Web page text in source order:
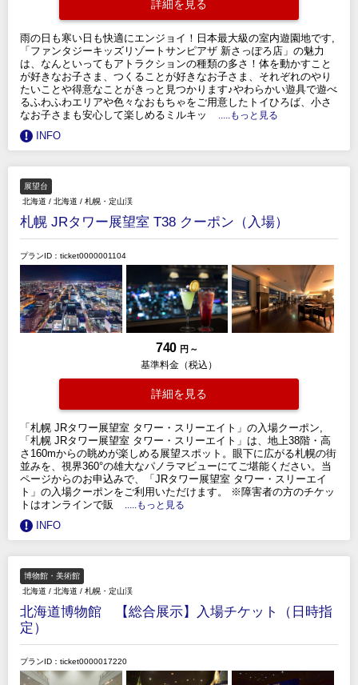
詳細を見る
雨の日も寒い日も快適にエンジョイ！日本最大級の室内遊園地です,
「ファンタジーキッズリゾートサンピアザ 新さっぽろ店」の魅力
は、なんといってもアトラクションの種類の多さ！体を動かすこと
が好きなお子さま、つくることが好きなお子さま、それぞれのやり
たいことや得意なことがきっと見つかります♪やわらかい遊具で遊べ
るふわふわエリアや色々なおもちゃをご用意したトイひろば、小さ
なお子さまも安心して楽しめるミルキッ
.....もっと見る
INFO
展望台
北海道 / 北海道 / 札幌・定山渓
札幌 JRタワー展望室 T38 クーポン（入場）
プランID：ticket0000001104
740 円 ～
基準料金（税込）
詳細を見る
「札幌 JRタワー展望室 タワー・スリーエイト」の入場クーポン,
「札幌 JRタワー展望室 タワー・スリーエイト」は、地上38階・高
さ160mからの眺めが楽しめる展望スポット。眼下に広がる札幌の街
並みを、視界360°の雄大なパノラマビューにてご堪能ください。当
ページからのお申込みで、「JRタワー展望室 タワー・スリーエイ
ト」の入場クーポンをご利用いただけます。 ※障害者の方のチケッ
トはオンラインで販
.....もっと見る
INFO
博物館・美術館
北海道 / 北海道 / 札幌・定山渓
北海道博物館 【総合展示】入場チケット（日時指
定）
プランID：ticket0000017220